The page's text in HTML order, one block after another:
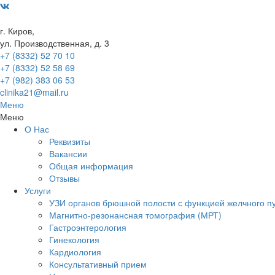
г. Киров,
ул. Производственная, д. 3
+7 (8332) 52 70 10
+7 (8332) 52 58 69
+7 (982) 383 06 53
clinika21@mail.ru
Меню
Меню
О Нас
Реквизиты
Вакансии
Общая информация
Отзывы
Услуги
УЗИ органов брюшной полости с функцией желчного
Магнитно-резонансная томография (МРТ)
Гастроэнтерология
Гинекология
Кардиология
Консультативный прием